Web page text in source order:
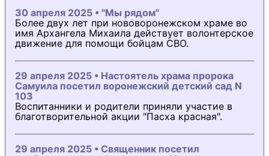
30 апреля 2025 • "Мы рядом"
Более двух лет при нововоронежском храме во
имя Архангела Михаила действует волонтерское
движение для помощи бойцам СВО.
29 апреля 2025 • Настоятель храма пророка
Самуила посетил воронежский детский сад N
103
Воспитанники и родители приняли участие в
благотворительной акции "Пасха красная".
29 апреля 2025 • Священник посетил